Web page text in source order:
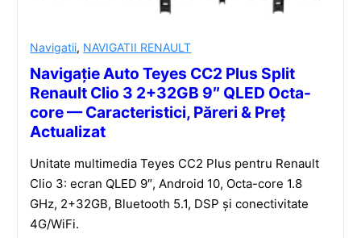
Navigatii, NAVIGATII RENAULT
Navigație Auto Teyes CC2 Plus Split
Renault Clio 3 2+32GB 9″ QLED Octa-
core — Caracteristici, Păreri & Preț
Actualizat
Unitate multimedia Teyes CC2 Plus pentru Renault
Clio 3: ecran QLED 9″, Android 10, Octa-core 1.8
GHz, 2+32GB, Bluetooth 5.1, DSP și conectivitate
4G/WiFi.